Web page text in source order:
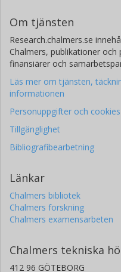
Om tjänsten
Research.chalmers.se
Chalmers, publikationer
finansiärer och
Läs mer om tjänsten,
informationen
Personuppgifter och cookies
Tillgänglighet
Bibliografibearbetning
Länkar
Chalmers bibliotek
Chalmers forskning
Chalmers examensarbeten
Chalmers tekniska
412 96 GÖTEBORG